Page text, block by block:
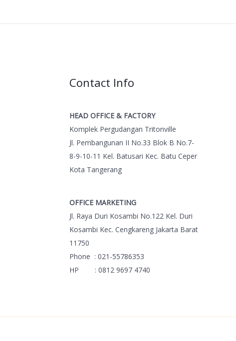
Contact Info
HEAD OFFICE & FACTORY
Komplek Pergudangan Tritonville
Jl. Pembangunan II No.33 Blok B No.7-
8-9-10-11 Kel. Batusari Kec. Batu Ceper
Kota Tangerang
OFFICE MARKETING
Jl. Raya Duri Kosambi No.122 Kel. Duri
Kosambi Kec. Cengkareng Jakarta Barat
11750
Phone : 021-55786353
HP : 0812 9697 4740